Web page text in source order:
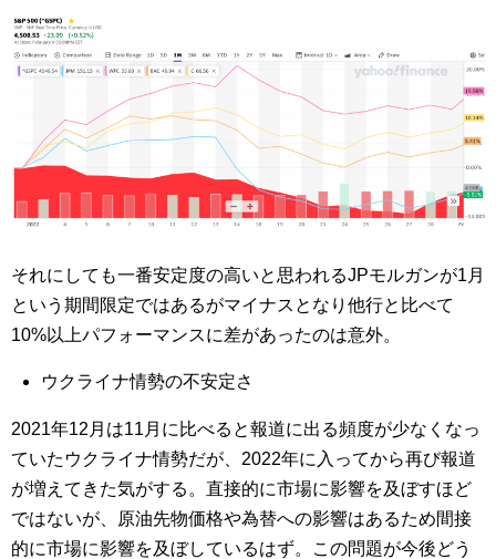
それにしても一番安定度の高いと思われるJPモルガンが1月
という期間限定ではあるがマイナスとなり他行と比べて
10%以上パフォーマンスに差があったのは意外。
ウクライナ情勢の不安定さ
2021年12月は11月に比べると報道に出る頻度が少なくなっ
ていたウクライナ情勢だが、2022年に入ってから再び報道
が増えてきた気がする。直接的に市場に影響を及ぼすほど
ではないが、原油先物価格や為替への影響はあるため間接
的に市場に影響を及ぼしているはず。この問題が今後どう